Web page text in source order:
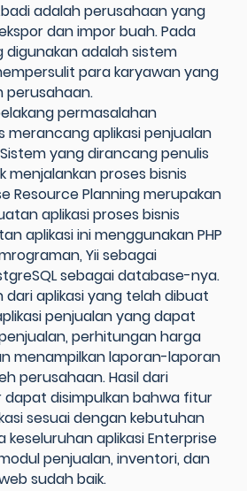
adalah perusahaan yang
dan impor buah. Pada
digunakan adalah sistem
para karyawan yang
perusahaan.
permasalahan
merancang aplikasi penjualan
yang dirancang penulis
menjalankan proses bisnis
Resource Planning merupakan
aplikasi proses bisnis
aplikasi ini menggunakan PHP
Yii sebagai
sebagai database-nya.
dari aplikasi yang telah dibuat
penjualan yang dapat
perhitungan harga
menampilkan laporan-laporan
perusahaan. Hasil dari
dapat disimpulkan bahwa fitur
sesuai dengan kebutuhan
keseluruhan aplikasi Enterprise
penjualan, inventori, dan
sudah baik.